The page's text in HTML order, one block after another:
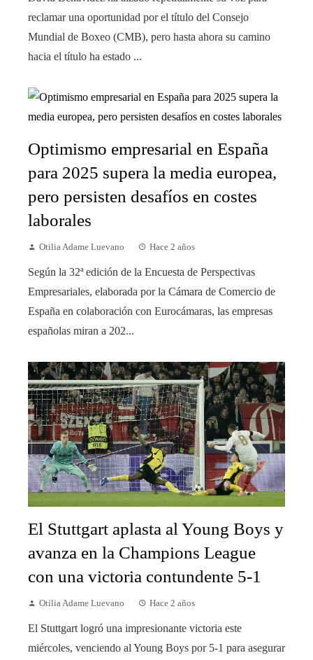
reclamar una oportunidad por el título del Consejo
Mundial de Boxeo (CMB), pero hasta ahora su camino
hacia el título ha estado ...
Optimismo empresarial en España
para 2025 supera la media europea,
pero persisten desafíos en costes
laborales
Otilia Adame Luevano Hace 2 años
Según la 32ª edición de la Encuesta de Perspectivas
Empresariales, elaborada por la Cámara de Comercio de
España en colaboración con Eurocámaras, las empresas
españolas miran a 202...
El Stuttgart aplasta al Young Boys y
avanza en la Champions League
con una victoria contundente 5-1
Otilia Adame Luevano Hace 2 años
El Stuttgart logró una impresionante victoria este
miércoles, venciendo al Young Boys por 5-1 para asegurar